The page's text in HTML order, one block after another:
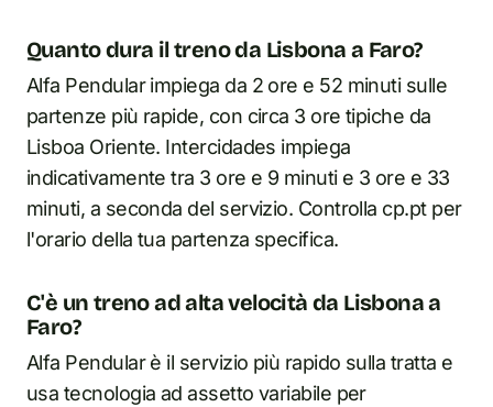
Quanto dura il treno da Lisbona a Faro?
Alfa Pendular impiega da 2 ore e 52 minuti sulle
partenze più rapide, con circa 3 ore tipiche da
Lisboa Oriente. Intercidades impiega
indicativamente tra 3 ore e 9 minuti e 3 ore e 33
minuti, a seconda del servizio. Controlla cp.pt per
l'orario della tua partenza specifica.
C'è un treno ad alta velocità da Lisbona a
Faro?
Alfa Pendular è il servizio più rapido sulla tratta e
usa tecnologia ad assetto variabile per